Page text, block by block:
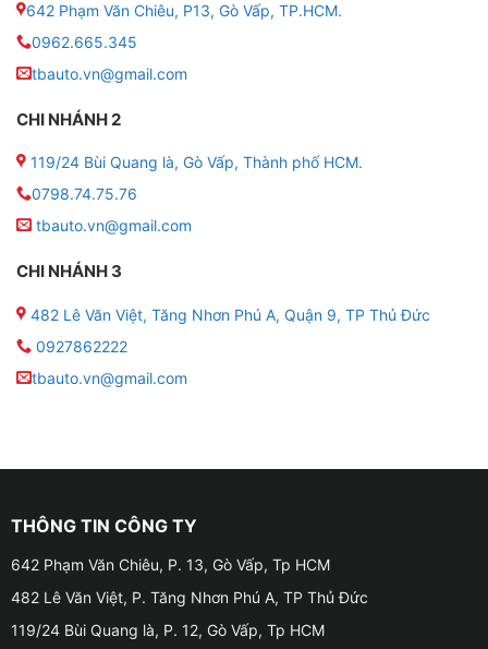
Loa sub cho xe VinFast VF3 là gì?
✤ Loa sub còn được gọi là loa Subwoofer, là một loại
tần số thấp nhất mà tai người có thể nghe thấy.
✤ Loa sub có khả năng tạo ra những âm trầm mạnh
mẽ và sâu lắng giúp cho âm thanh trên xe trở nên
hoàn chỉnh và sống động hơn. Vì âm trầm là một phần
642 Phạm Văn Chiêu, P13, Gò Vấp, TP.HCM.
0962.665.345
tbauto.vn@gmail.com
CHI NHÁNH 2
119/24 Bùi Quang là, Gò Vấp, Thành phố HCM.
0798.74.75.76
tbauto.vn@gmail.com
CHI NHÁNH 3
482 Lê Văn Việt, Tăng Nhơn Phú A, Quận 9, TP Thủ Đức
0927862222
tbauto.vn@gmail.com
THÔNG TIN CÔNG TY
642 Phạm Văn Chiêu, P. 13, Gò Vấp, Tp HCM
482 Lê Văn Việt, P. Tăng Nhơn Phú A, TP Thủ Đức
119/24 Bùi Quang là, P. 12, Gò Vấp, Tp HCM